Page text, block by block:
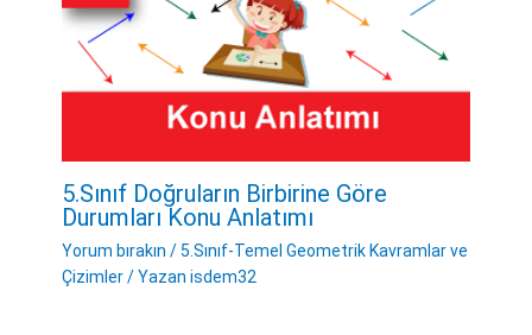
5.Sınıf Doğruların Birbirine Göre
Durumları Konu Anlatımı
Yorum bırakın /5.Sınıf-Temel Geometrik Kavramlar ve
Çizimler/ Yazan isdem32